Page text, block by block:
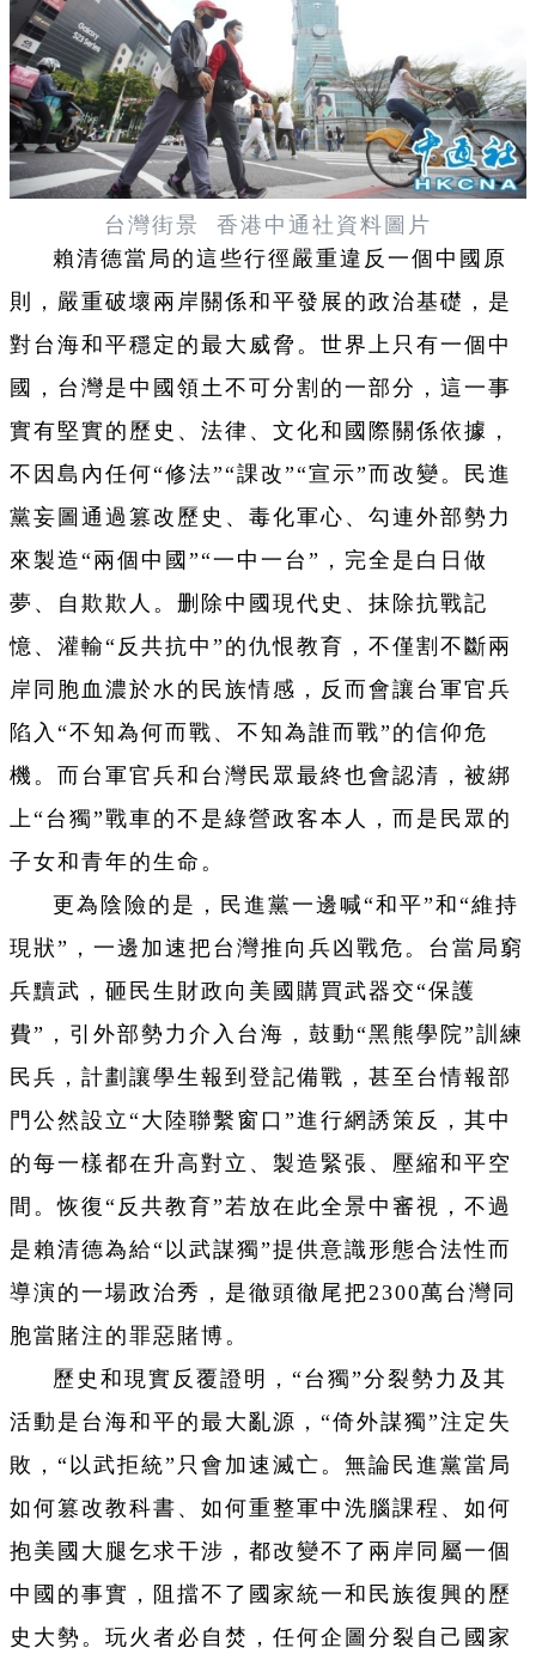
台灣街景 香港中通社資料圖片
賴清德當局的這些行徑嚴重違反一個中國原
則，嚴重破壞兩岸關係和平發展的政治基礎，是
對台海和平穩定的最大威脅。世界上只有一個中
國，台灣是中國領土不可分割的一部分，這一事
實有堅實的歷史、法律、文化和國際關係依據，
不因島內任何“修法”“課改”“宣示”而改變。民進
黨妄圖通過篡改歷史、毒化軍心、勾連外部勢力
來製造“兩個中國”“一中一台”，完全是白日做
夢、自欺欺人。删除中國現代史、抹除抗戰記
憶、灌輸“反共抗中”的仇恨教育，不僅割不斷兩
岸同胞血濃於水的民族情感，反而會讓台軍官兵
陷入“不知為何而戰、不知為誰而戰”的信仰危
機。而台軍官兵和台灣民眾最終也會認清，被綁
上“台獨”戰車的不是綠營政客本人，而是民眾的
子女和青年的生命。
更為陰險的是，民進黨一邊喊“和平”和“維持
現狀”，一邊加速把台灣推向兵凶戰危。台當局窮
兵黷武，砸民生財政向美國購買武器交“保護
費”，引外部勢力介入台海，鼓動“黑熊學院”訓練
民兵，計劃讓學生報到登記備戰，甚至台情報部
門公然設立“大陸聯繫窗口”進行網誘策反，其中
的每一樣都在升高對立、製造緊張、壓縮和平空
間。恢復“反共教育”若放在此全景中審視，不過
是賴清德為給“以武謀獨”提供意識形態合法性而
導演的一場政治秀，是徹頭徹尾把2300萬台灣同
胞當賭注的罪惡賭博。
歷史和現實反覆證明，“台獨”分裂勢力及其
活動是台海和平的最大亂源，“倚外謀獨”注定失
敗，“以武拒統”只會加速滅亡。無論民進黨當局
如何篡改教科書、如何重整軍中洗腦課程、如何
抱美國大腿乞求干涉，都改變不了兩岸同屬一個
中國的事實，阻擋不了國家統一和民族復興的歷
史大勢。玩火者必自焚，任何企圖分裂自己國家